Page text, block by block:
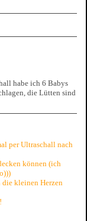
habe ich 6 Babys
die Lütten sind
per Ultraschall nach
können (ich
die kleinen Herzen